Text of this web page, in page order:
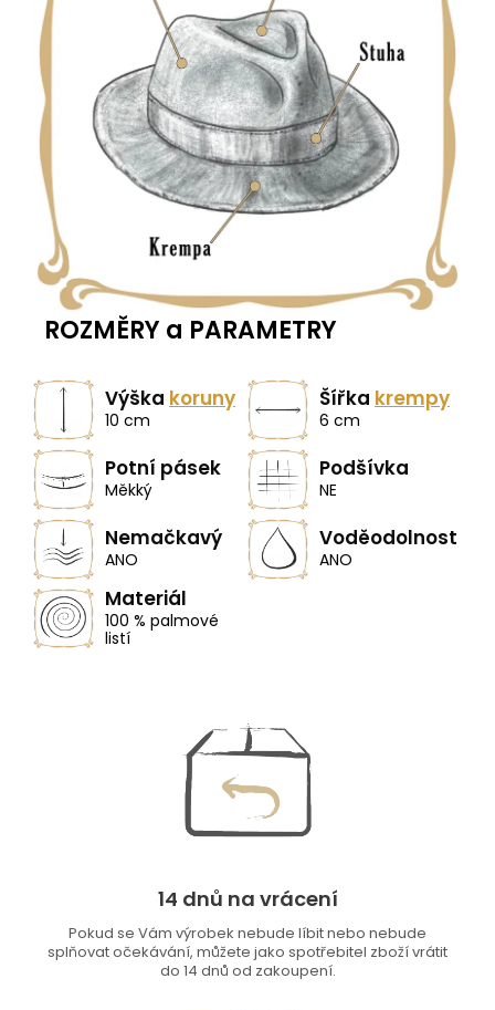
ROZMĚRY a PARAMETRY
Výška koruny
10 cm
Šířka krempy
6 cm
Potní pásek
Měkký
Podšívka
NE
Nemačkavý
ANO
Voděodolnost
ANO
Materiál
100 % palmové
listí
14 dnů na vrácení
Pokud se Vám výrobek nebude líbit nebo nebude
splňovat očekávání, můžete jako spotřebitel zboží vrátit
do 14 dnů od zakoupení.